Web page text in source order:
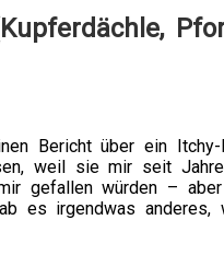
Bericht über ein
weil sie mir seit
gefallen würden –
es irgendwas